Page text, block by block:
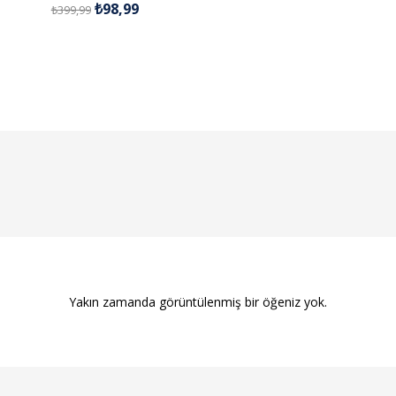
4.99oy aldı
₺399,99 ₺98,99
Yakın zamanda görüntülenmiş bir öğeniz yok.